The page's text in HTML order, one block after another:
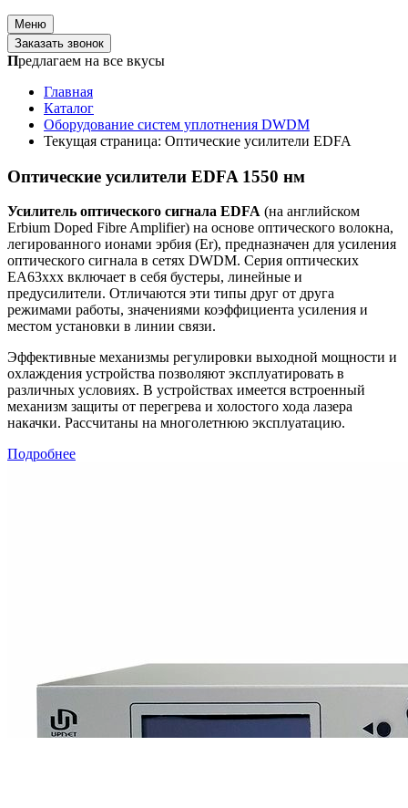
Меню
Заказать звонок
Предлагаем на все вкусы
Главная
Каталог
Оборудование систем уплотнения DWDM
Текущая страница: Оптические усилители EDFA
Оптические усилители EDFA 1550 нм
Усилитель оптического сигнала EDFA (на английском
Erbium Doped Fibre Amplifier) на основе оптического волокна,
легированного ионами эрбия (Er), предназначен для усиления
оптического сигнала в сетях DWDM. Серия оптических
EA63xxx включает в себя бустеры, линейные и
предусилители. Отличаются эти типы друг от друга
режимами работы, значениями коэффициента усиления и
местом установки в линии связи.
Эффективные механизмы регулировки выходной мощности и
охлаждения устройства позволяют эксплуатировать в
различных условиях. В устройствах имеется встроенный
механизм защиты от перегрева и холостого хода лазера
накачки. Рассчитаны на многолетнюю эксплуатацию.
Подробнее